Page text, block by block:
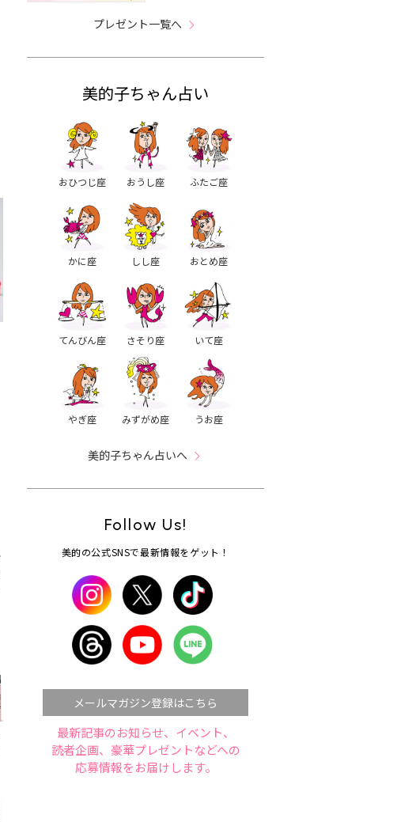
プレゼント一覧へ
美的子ちゃん占い
おひつじ座 おうし座 ふたご座
かに座 しし座 おとめ座
てんびん座 さそり座 いて座
やぎ座 みずがめ座 うお座
美的子ちゃん占いへ
Follow Us!
美的の公式SNSで最新情報をゲット！
メールマガジン登録はこちら
最新記事のお知らせ、イベント、
読者企画、豪華プレゼントなどへの
応募情報をお届けします。